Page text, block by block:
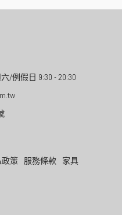
/例假日 9:30 - 20:30
政策 服務條款 家具